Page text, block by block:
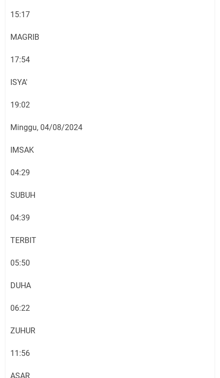
15:17
MAGRIB
17:54
ISYA'
19:02
Minggu, 04/08/2024
IMSAK
04:29
SUBUH
04:39
TERBIT
05:50
DUHA
06:22
ZUHUR
11:56
ASAR